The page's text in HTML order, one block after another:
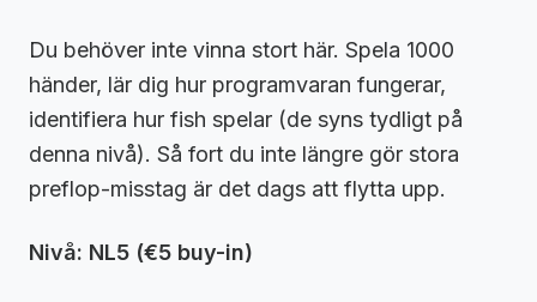
Du behöver inte vinna stort här. Spela 1000
händer, lär dig hur programvaran fungerar,
identifiera hur fish spelar (de syns tydligt på
denna nivå). Så fort du inte längre gör stora
preflop-misstag är det dags att flytta upp.
Nivå: NL5 (€5 buy-in)